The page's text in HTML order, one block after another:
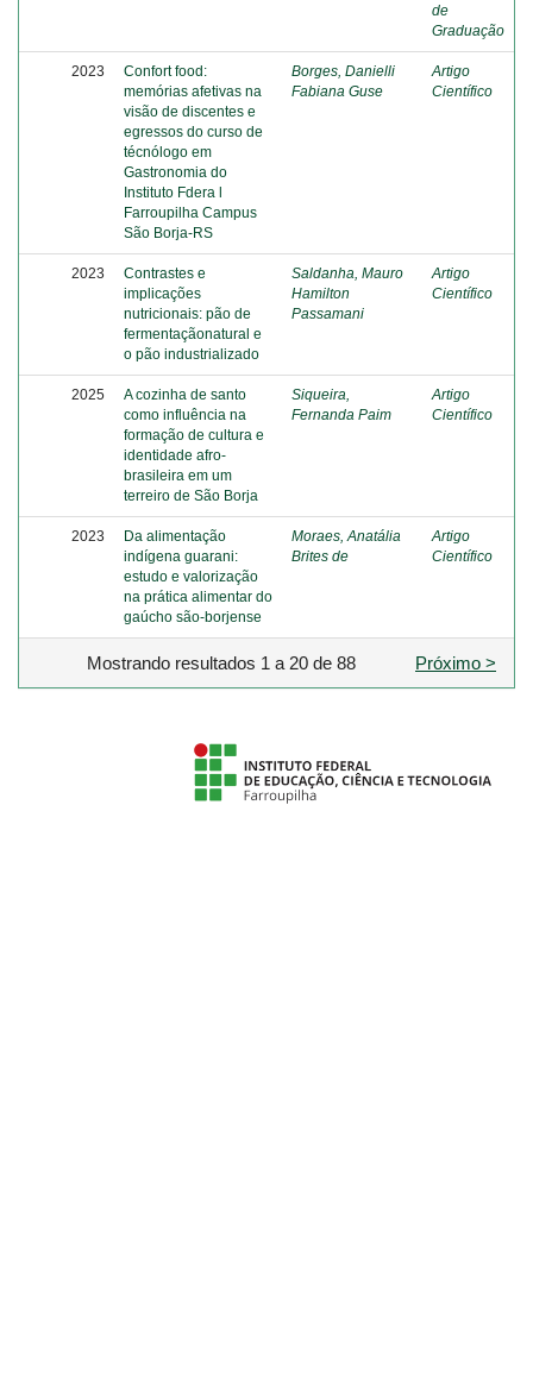
de
Graduação
2023
Confort food:
memórias afetivas na
visão de discentes e
egressos do curso de
técnólogo em
Gastronomia do
Instituto Fdera l
Farroupilha Campus
São Borja-RS
Borges, Danielli
Fabiana Guse
Artigo
Científico
2023
Contrastes e
implicações
nutricionais: pão de
fermentaçãonatural e
o pão industrializado
Saldanha, Mauro
Hamilton
Passamani
Artigo
Científico
2025
A cozinha de santo
como influência na
formação de cultura e
identidade afro-
brasileira em um
terreiro de São Borja
Siqueira,
Fernanda Paim
Artigo
Científico
2023
Da alimentação
indígena guarani:
estudo e valorização
na prática alimentar do
gaúcho são-borjense
Moraes, Anatália
Brites de
Artigo
Científico
Mostrando resultados 1 a 20 de 88 Próximo >